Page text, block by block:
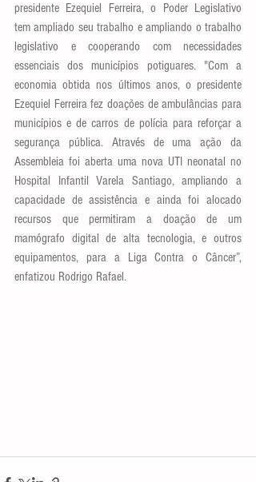
presidente Ezequiel Ferreira, o Poder Legislativo
tem ampliado seu trabalho e ampliando o trabalho
legislativo e cooperando com necessidades
essenciais dos municípios potiguares. "Com a
economia obtida nos últimos anos, o presidente
Ezequiel Ferreira fez doações de ambulâncias para
municípios e de carros de polícia para reforçar a
segurança pública. Através de uma ação da
Assembleia foi aberta uma nova UTI neonatal no
Hospital Infantil Varela Santiago, ampliando a
capacidade de assistência e ainda foi alocado
recursos que permitiram a doação de um
mamógrafo digital de alta tecnologia, e outros
equipamentos, para a Liga Contra o Câncer”,
enfatizou Rodrigo Rafael.